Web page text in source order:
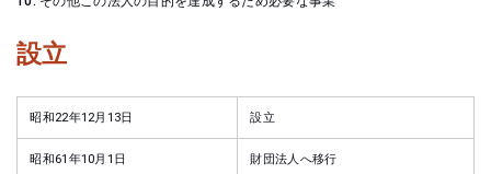
設立
昭和22年12月13日 設立
昭和61年10月1日 財団法人へ移行